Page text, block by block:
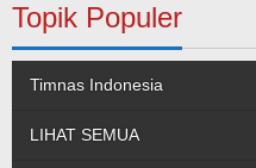
Topik Populer
Timnas Indonesia
LIHAT SEMUA